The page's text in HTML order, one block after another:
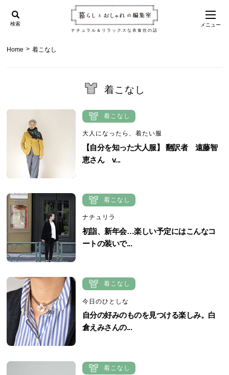
ナチュラル＆リラックスな衣食住の話
検索 メニュー
Home > 着こなし
着こなし
着こなし
大人になったら、着たい服
【自分を知った大人服】 翻訳者 遠藤智
恵さん v...
着こなし
ナチュリラ
初詣、新年会…楽しい予定にはこんなコ
ートの装いで...
着こなし
今日のひとしな
自分の好みのものを見つける楽しみ。白
倉えみさんの...
着こなし